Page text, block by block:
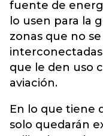
fuente de
lo usen para la
zonas que no
que le den uso
aviación.
En lo que tiene
solo quedarán